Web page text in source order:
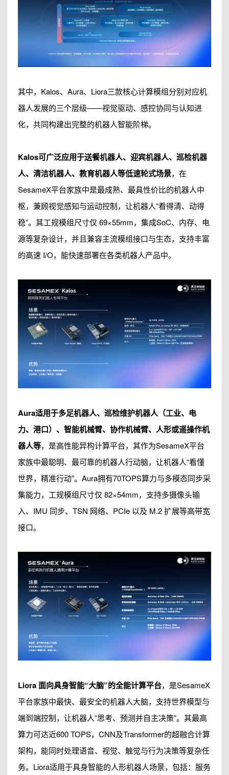
其中，Kalos、Aura、Liora三款核心计算模组分别对应机
器人发展的三个层级——视觉驱动、感控协同与认知进
化，共同构建出完整的机器人智能阶梯。
Kalos可广泛应用于送餐机器人、迎宾机器人、巡检机器
人、清洁机器人、教育机器人等低速轮式场景，在
SesameX平台家族中是最成熟、最具性价比的机器人中
枢，兼顾视觉感知与运动控制，让机器人“看得清、动得
稳”。其工规模组尺寸仅 69×55mm，集成SoC、内存、电
源等复杂设计，并且兼容主流模组接口与生态，支持丰富
的高速 I/O，能快速部署在各类机器人产品中。
Aura适用于多足机器人、巡检维护机器人（工业、电
力、港口）、智能机械臂、协作机械臂、人形或遥操作机
器人等，是高性能异构计算平台，其作为SesameX平台
家族中最聪明、最可靠的机器人行动脑，让机器人“看懂
世界，精准行动”。Aura拥有70TOPS算力与多模态同步采
集能力，工规模组尺寸仅 82×54mm，支持多摄像头输
入、IMU 同步、TSN 网络、PCIe 以及 M.2 扩展等高带宽
接口。
Liora 面向具身智能“大脑”的全能计算平台，是SesameX
平台家族中最快、最安全的机器人大脑，支持世界模型与
端到端控制，让机器人“思考、预测并自主决策”。其最高
算力可达近600 TOPS，CNN及Transformer的超融合计算
架构，能同时处理语音、视觉、触觉与行为决策等复杂任
务。Liora适用于具身智能的人形机器人场景，包括：服务